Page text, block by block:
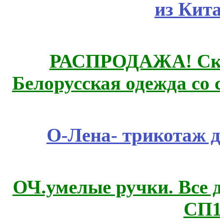
из
РАСПРОДАЖА!
Белорусская одежда
О-Лена- трикотаж
ОЧ.умелые ручки. Все